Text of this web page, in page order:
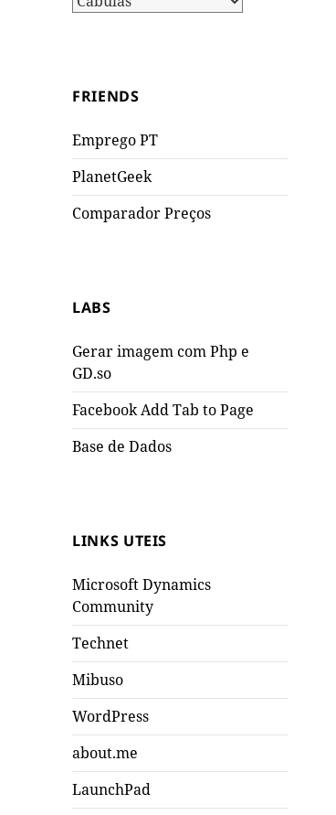
FRIENDS
Emprego PT
PlanetGeek
Comparador Preços
LABS
Gerar imagem com Php e
GD.so
Facebook Add Tab to Page
Base de Dados
LINKS UTEIS
Microsoft Dynamics
Community
Technet
Mibuso
WordPress
about.me
LaunchPad